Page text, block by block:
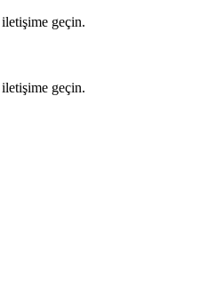
iletişime geçin.
iletişime geçin.